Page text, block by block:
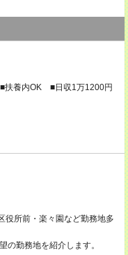
養内OK ■日収1万1200円
役所前・楽々園など勤務地多
勤務地を紹介します。